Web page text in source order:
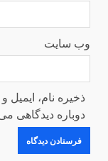
وب‌ سایت
ذخیره نام،
دوباره دیدگاهی